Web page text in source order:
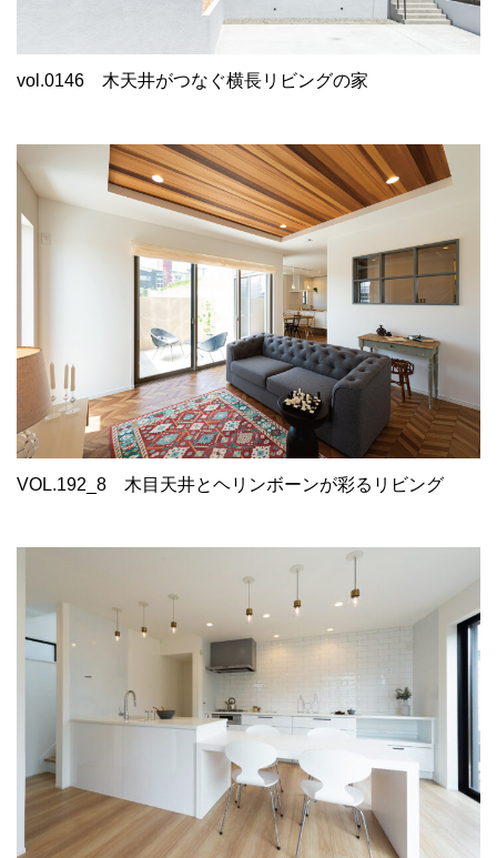
vol.0146 木天井がつなぐ横長リビングの家
VOL.192_8 木目天井とヘリンボーンが彩るリビング